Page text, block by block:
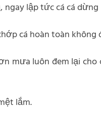
lập tức cá cá
cá hoàn toàn
mưa luôn đem lại
lắm.